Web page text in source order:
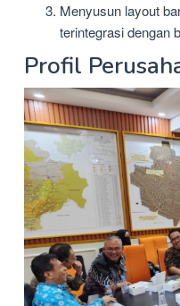
Menyusun layout
terintegrasi dengan
Profil